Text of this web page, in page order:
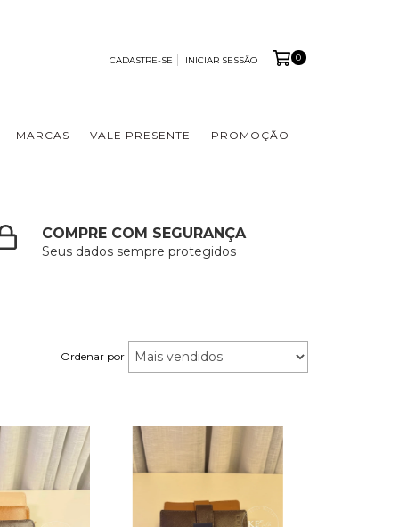
CADASTRE-SE INICIAR SESSÃO 0
MARCAS VALE PRESENTE PROMOÇÃO
COMPRE COM SEGURANÇA
Seus dados sempre protegidos
Ordenar por